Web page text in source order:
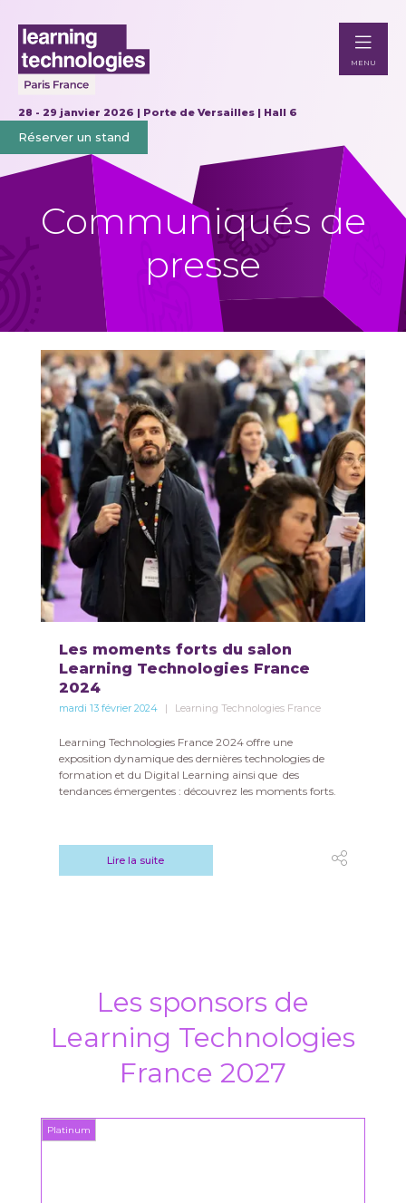
28 - 29 janvier 2026 | Porte de Versailles | Hall 6
Réserver un stand
MENU
Communiqués de
presse
Les moments forts du salon
Learning Technologies France
2024
mardi 13 février 2024 Learning Technologies France
Learning Technologies France 2024 offre une
exposition dynamique des dernières technologies de
formation et du Digital Learning ainsi que des
tendances émergentes : découvrez les moments forts.
Lire la suite
Les sponsors de
Learning Technologies
France 2027
Platinum